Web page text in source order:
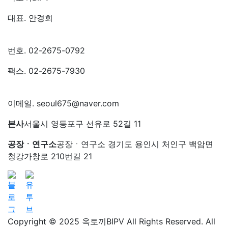
대표. 안경회
번호. 02-2675-0792
팩스. 02-2675-7930
이메일. seoul675@naver.com
본사서울시 영등포구 선유로 52길 11
공장ㆍ연구소공장ㆍ연구소 경기도 용인시 처인구 백암면
청강가창로 210번길 21
Copyright © 2025 옥토끼BIPV All Rights Reserved. All